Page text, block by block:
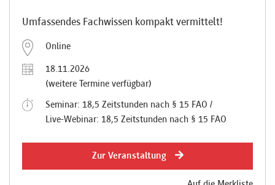
Umfassendes Fachwissen kompakt vermittelt!
Online
18.11.2026
(weitere Termine verfügbar)
Seminar: 18,5 Zeitstunden nach § 15 FAO /
Live-Webinar: 18,5 Zeitstunden nach § 15 FAO
Zur Veranstaltung